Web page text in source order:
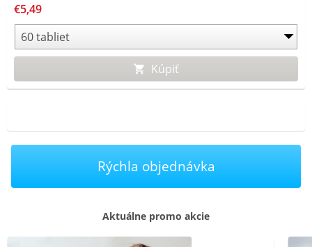
nervového systému a normálnu tvorbu červených krviniek,
prispieva k normálnej funkcii imunitného systému.
€5,49
Kúpiť
Rýchla objednávka
Aktuálne promo akcie